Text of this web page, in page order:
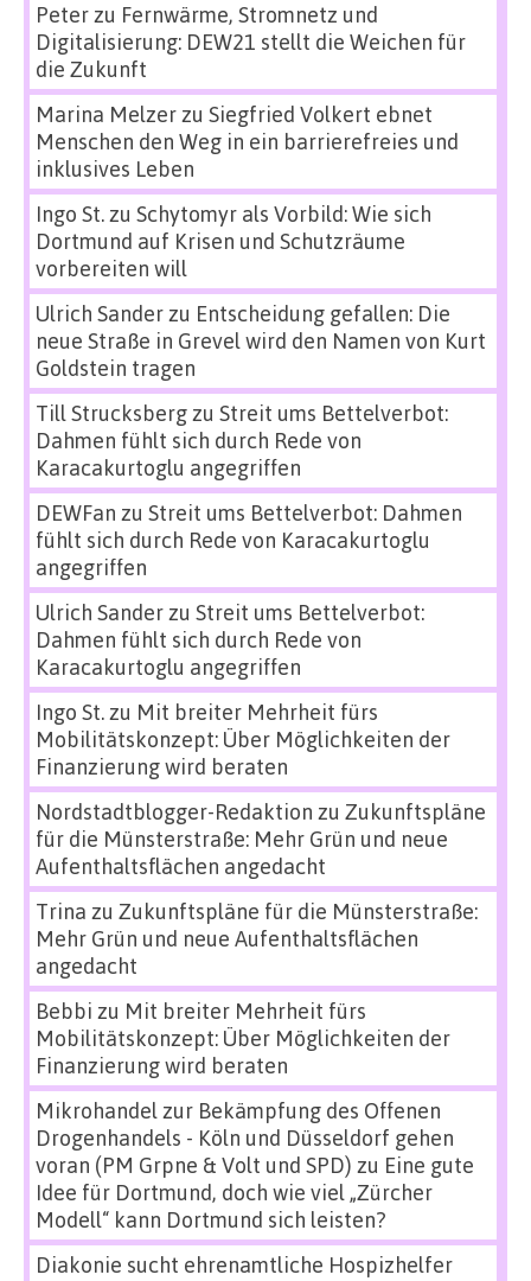
Peterzu Fernwärme, Stromnetz und
Digitalisierung: DEW21 stellt die Weichen für
die Zukunft
Marina Melzerzu Siegfried Volkert ebnet
Menschen den Weg in ein barrierefreies und
inklusives Leben
Ingo St.zu Schytomyr als Vorbild: Wie sich
Dortmund auf Krisen und Schutzräume
vorbereiten will
Ulrich Sanderzu Entscheidung gefallen: Die
neue Straße in Grevel wird den Namen von Kurt
Goldstein tragen
Till Strucksbergzu Streit ums Bettelverbot:
Dahmen fühlt sich durch Rede von
Karacakurtoglu angegriffen
DEWFan zu Streit ums Bettelverbot: Dahmen
fühlt sich durch Rede von Karacakurtoglu
angegriffen
Ulrich Sanderzu Streit ums Bettelverbot:
Dahmen fühlt sich durch Rede von
Karacakurtoglu angegriffen
Ingo St.zu Mit breiter Mehrheit fürs
Mobilitätskonzept: Über Möglichkeiten der
Finanzierung wird beraten
Nordstadtblogger-Redaktion zu Zukunftspläne
für die Münsterstraße: Mehr Grün und neue
Aufenthaltsflächen angedacht
Trina zu Zukunftspläne für die Münsterstraße:
Mehr Grün und neue Aufenthaltsflächen
angedacht
Bebbi zu Mit breiter Mehrheit fürs
Mobilitätskonzept: Über Möglichkeiten der
Finanzierung wird beraten
Mikrohandel zur Bekämpfung des Offenen
Drogenhandels - Köln und Düsseldorf gehen
voran (PM Grpne & Volt und SPD) zu Eine gute
Idee für Dortmund, doch wie viel „Zürcher
Modell“ kann Dortmund sich leisten?
Diakonie sucht ehrenamtliche Hospizhelfer